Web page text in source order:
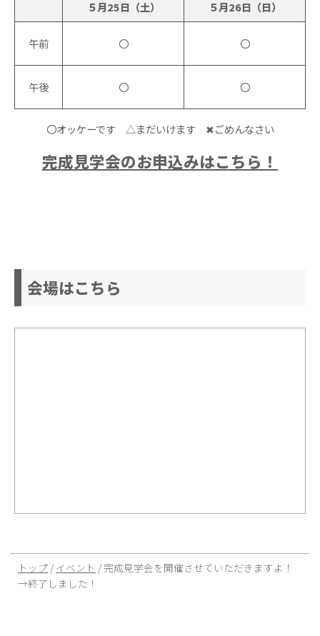
５月25日（土） ５月26日（日）
午前 〇 〇
午後 〇 〇
〇オッケーです △まだいけます ✖ごめんなさい
完成見学会のお申込みはこちら！
会場はこちら
現
在
トップ / イベント /完成見学会を開催させていただきますよ！
→終了しました！